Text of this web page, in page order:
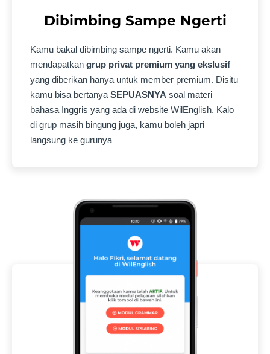
Dibimbing Sampe Ngerti
Kamu bakal dibimbing sampe ngerti. Kamu akan
mendapatkan grup privat premium yang ekslusif
yang diberikan hanya untuk member premium. Disitu
kamu bisa bertanya SEPUASNYA soal materi
bahasa Inggris yang ada di website WilEnglish. Kalo
di grup masih bingung juga, kamu boleh japri
langsung ke gurunya